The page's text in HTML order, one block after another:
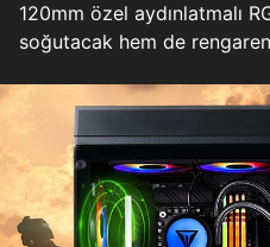
120mm özel aydınlatmalı
soğutacak hem de